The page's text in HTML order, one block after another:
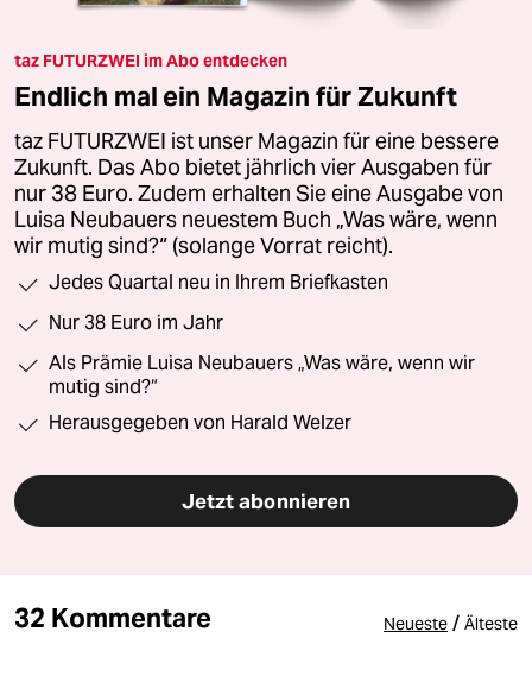
taz FUTURZWEI im Abo entdecken
Endlich mal ein Magazin für Zukunft
taz FUTURZWEI ist unser Magazin für eine bessere
Zukunft. Das Abo bietet jährlich vier Ausgaben für
nur 38 Euro. Zudem erhalten Sie eine Ausgabe von
Luisa Neubauers neuestem Buch „Was wäre, wenn
wir mutig sind?“ (solange Vorrat reicht).
Jedes Quartal neu in Ihrem Briefkasten
Nur 38 Euro im Jahr
Als Prämie Luisa Neubauers „Was wäre, wenn wir
mutig sind?“
Herausgegeben von Harald Welzer
Jetzt abonnieren
32 Kommentare Neueste / Älteste